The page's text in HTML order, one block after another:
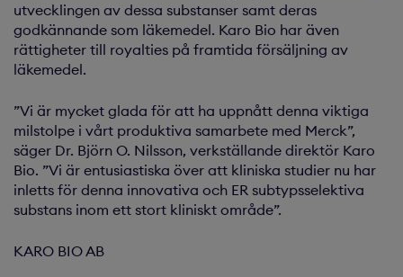
utvecklingen av dessa substanser samt deras
godkännande som läkemedel. Karo Bio har även
rättigheter till royalties på framtida försäljning av
läkemedel.
”Vi är mycket glada för att ha uppnått denna viktiga
milstolpe i vårt produktiva samarbete med Merck”,
säger Dr. Björn O. Nilsson, verkställande direktör Karo
Bio. ”Vi är entusiastiska över att kliniska studier nu har
inletts för denna innovativa och ER subtypsselektiva
substans inom ett stort kliniskt område”.
KARO BIO AB